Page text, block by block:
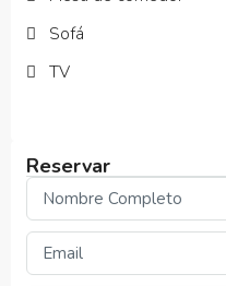
Sofá
TV
Reservar